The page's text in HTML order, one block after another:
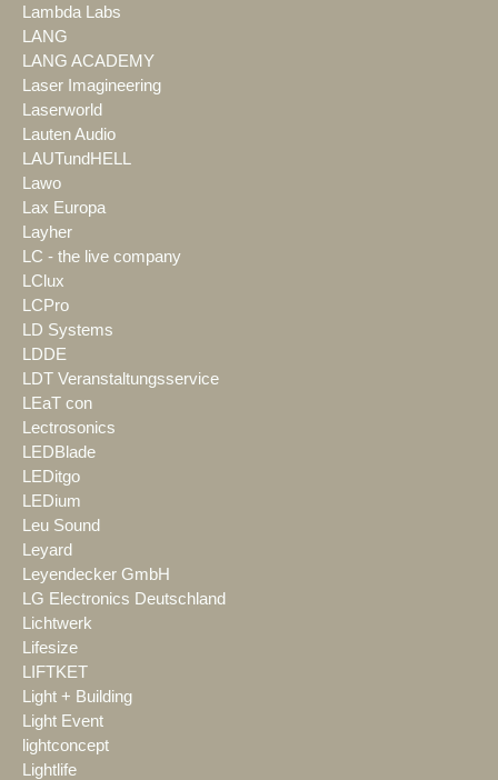
Lambda Labs
LANG
LANG ACADEMY
Laser Imagineering
Laserworld
Lauten Audio
LAUTundHELL
Lawo
Lax Europa
Layher
LC - the live company
LClux
LCPro
LD Systems
LDDE
LDT Veranstaltungsservice
LEaT con
Lectrosonics
LEDBlade
LEDitgo
LEDium
Leu Sound
Leyard
Leyendecker GmbH
LG Electronics Deutschland
Lichtwerk
Lifesize
LIFTKET
Light + Building
Light Event
lightconcept
Lightlife